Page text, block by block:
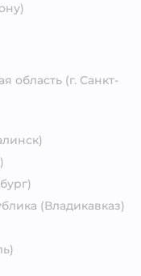
область (г. Санкт-
(Владикавказ)